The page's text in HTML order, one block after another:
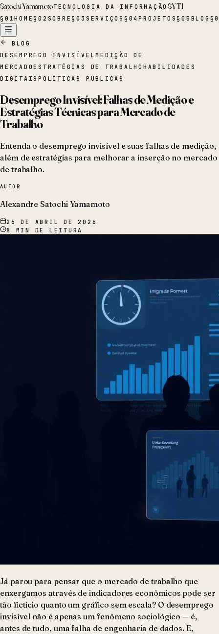
Satochi YamamotoTECNOLOGIA DA INFORMAÇÃOSYTI
§ 01HOME§02 SOBRE§03 SERVIÇOS § 04PROJETOS§05 BLOG §
BLOG
DESEMPREGO INVISÍVELMEDIÇÃO DE
MERCADOESTRATÉGIAS DE TRABALHO HABILIDADES
DIGITAISPOLÍTICAS PÚBLICAS
Desemprego Invisível: Falhas de Medição e
Estratégias Técnicas para Mercado de
Trabalho
Entenda o desemprego invisível e suas falhas de medição,
além de estratégias para melhorar a inserção no mercado
de trabalho.
AUTOR
Alexandre Satochi Yamamoto
26 DE ABRIL DE 2026
8
MIN DE LEITURA
Já parou para pensar que o mercado de trabalho que
enxergamos através de indicadores econômicos pode ser
tão fictício quanto um gráfico sem escala? O desemprego
invisível não é apenas um fenômeno sociológico — é,
antes de tudo, uma falha de engenharia de dados. E,